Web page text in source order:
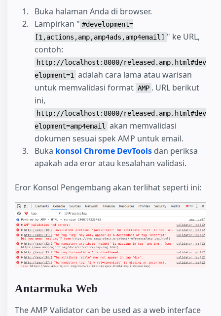
Buka halaman Anda di browser.
Lampirkan " #development=
[1,actions,amp,amp4ads,amp4email] " ke URL,
contoh:
http://localhost:8000/released.amp.html#dev
elopment=1
adalah cara lama atau warisan
untuk memvalidasi format AMP . URL berikut
ini,
http://localhost:8000/released.amp.html#dev
elopment=amp4email
akan memvalidasi
dokumen sesuai spek AMP untuk email.
Buka konsol Chrome DevTools dan periksa
apakah ada eror atau kesalahan validasi.
Eror Konsol Pengembang akan terlihat seperti ini:
Antarmuka Web
The AMP Validator can be used as a web interface